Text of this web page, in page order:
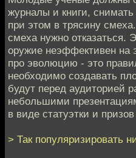
журналы и книги,
при этом в трясину
смеха нужно отказаться.
оружие неэффективен на
про эволюцию - это
необходимо создавать
будут перед аудиторией
небольшими
в виде статуэтки и
> Так популяризировать